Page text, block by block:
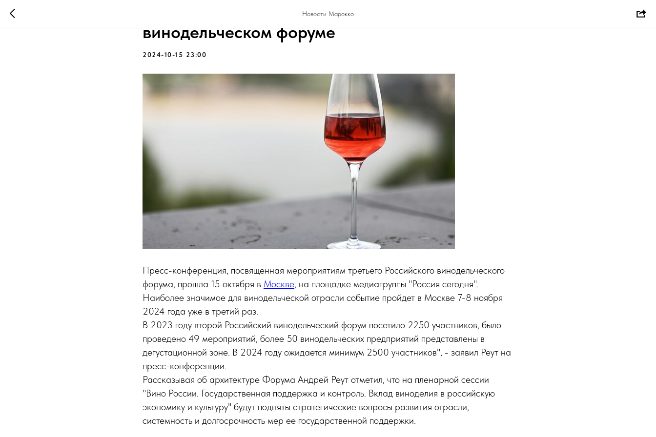
Новости Марокко
В "Росконгрессе" рассказали о Российском
винодельческом форуме
2024-10-15 23:00
Пресс-конференция, посвященная мероприятиям третьего Российского винодельческого
форума, прошла 15 октября в Москве, на площадке медиагруппы "Россия сегодня".
Наиболее значимое для винодельческой отрасли событие пройдет в Москве 7-8 ноября
2024 года уже в третий раз.
В 2023 году второй Российский винодельческий форум посетило 2250 участников, было
проведено 49 мероприятий, более 50 винодельческих предприятий представлены в
дегустационной зоне. В 2024 году ожидается минимум 2500 участников", - заявил Реут на
пресс-конференции.
Рассказывая об архитектуре Форума Андрей Реут отметил, что на пленарной сессии
"Вино России. Государственная поддержка и контроль. Вклад виноделия в российскую
экономику и культуру" будут подняты стратегические вопросы развития отрасли,
системность и долгосрочность мер ее государственной поддержки.